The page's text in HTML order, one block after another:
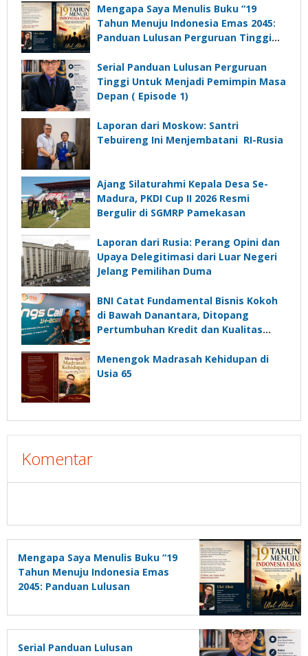
Komunikasi Kades untuk Memajukan
Desa
Mengapa Saya Menulis Buku “19
Tahun Menuju Indonesia Emas 2045:
Panduan Lulusan Perguruan Tinggi
Depan”?
Serial Panduan Lulusan Perguruan
Tinggi Untuk Menjadi Pemimpin Masa
Depan ( Episode 1)
Laporan dari Moskow: Santri
Tebuireng Ini Menjembatani RI-Rusia
Ajang Silaturahmi Kepala Desa Se-
Madura, PKDI Cup II 2026 Resmi
Bergulir di SGMRP Pamekasan
Laporan dari Rusia: Perang Opini dan
Upaya Delegitimasi dari Luar Negeri
Jelang Pemilihan Duma
BNI Catat Fundamental Bisnis Kokoh
di Bawah Danantara, Ditopang
Pertumbuhan Kredit dan Kualitas
Menengok Madrasah Kehidupan di
Usia 65
Komentar
Mengapa Saya Menulis Buku “19
Tahun Menuju Indonesia Emas
2045: Panduan Lulusan
Pemimpin Masa Depan”?
Serial Panduan Lulusan